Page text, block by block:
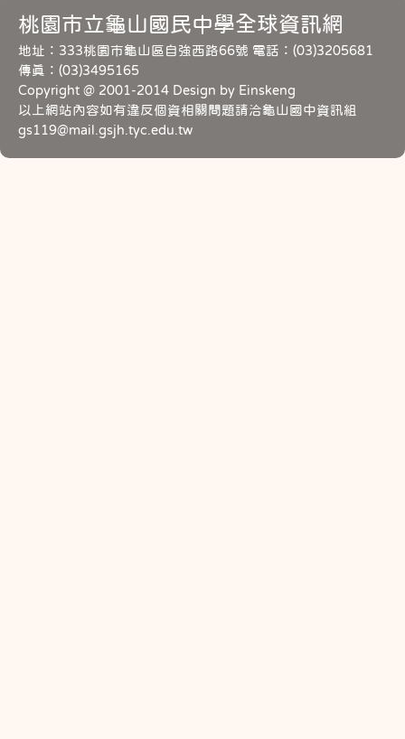
桃園市立龜山國民中學全球資訊網
地址：333桃園市龜山區自強西路66號 電話：(03)3205681
傳真：(03)3495165
Copyright @ 2001-2014 Design by Einskeng
以上網站內容如有違反個資相關問題請洽龜山國中資訊組
gs119@mail.gsjh.tyc.edu.tw